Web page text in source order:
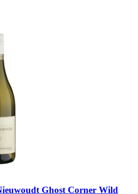
Ghost Corner Wild